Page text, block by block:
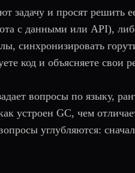
задачу и просят решить
с данными или API),
синхронизировать
код и объясняете свои
вопросы по языку,
устроен GC, чем
углубляются: